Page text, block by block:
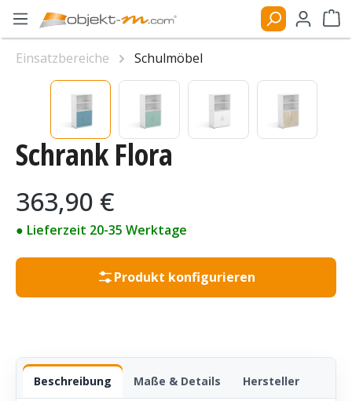
Zum Hauptinhalt springen
Schrank Flora
Regulärer Preis:
363,90 €
● Lieferzeit 20-35 Werktage
Produkt konfigurieren
Beschreibung Maße & Details Hersteller
Einsatzbereiche
Schulmöbel
Bildergalerie überspringen